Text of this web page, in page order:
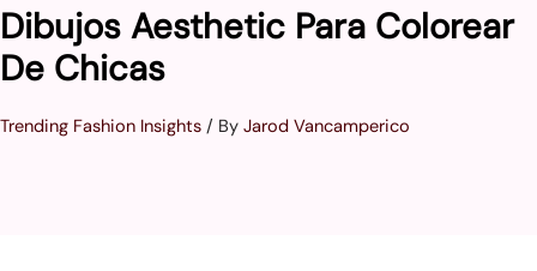
Dibujos Aesthetic Para Colorear
De Chicas
Trending Fashion Insights / By Jarod Vancamperico